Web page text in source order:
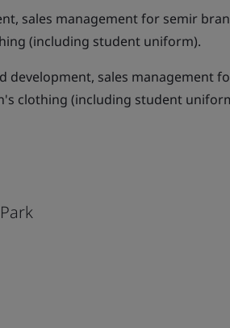
sales management for semir
(including student uniform).
development, sales management
clothing (including student